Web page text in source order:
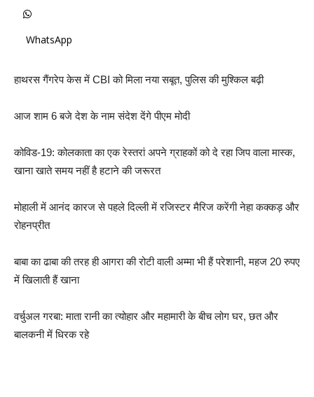
WhatsApp
हाथरस गैंगरेप केस में CBI को मिला नया सबूत, पुलिस की मुश्किल बढ़ी
आज शाम 6 बजे देश के नाम संदेश देंगे पीएम मोदी
कोविड-19: कोलकाता का एक रेस्तरां अपने ग्राहकों को दे रहा जिप वाला मास्क,
खाना खाते समय नहीं है हटाने की जरूरत
मोहाली में आनंद कारज से पहले दिल्ली में रजिस्टर मैरिज करेंगी नेहा कक्कड़ और
रोहनप्रीत
बाबा का ढाबा की तरह ही आगरा की रोटी वाली अम्मा भी हैं परेशानी, महज 20 रुपए
में खिलाती हैं खाना
वर्चुअल गरबा: माता रानी का त्योहार और महामारी के बीच लोग घर, छत और
बालकनी में धिरक रहे